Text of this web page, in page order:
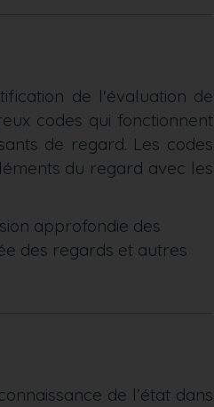
de l'évaluation de
codes qui fonctionnent
de regard. Les codes
du regard avec les
approfondie des
des regards et autres
de l’état dans